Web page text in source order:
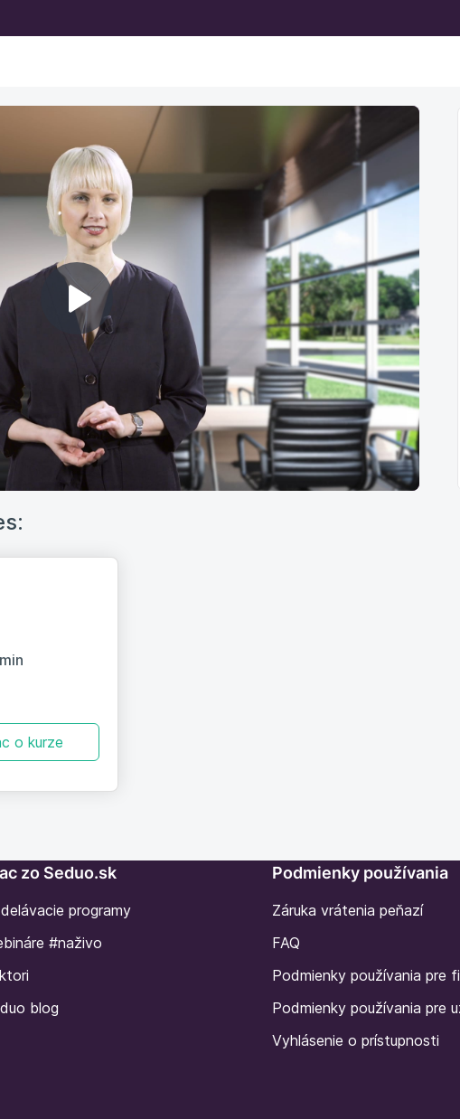
Prehrať
video
Nasledujúca lekcia nie je prístupná na
vyskúšanie
o kurze
zo Seduo.sk
programy
#naživo
blog
Podmienky používania
Záruka vrátenia peňazí
FAQ
Podmienky používania pre
Podmienky používania pre
Vyhlásenie o prístupnosti